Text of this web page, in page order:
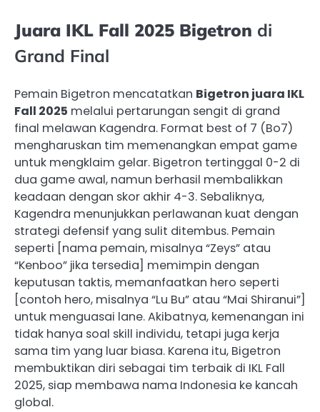
Juara IKL Fall 2025 Bigetron di
Grand Final
Pemain Bigetron mencatatkan Bigetron juara IKL
Fall 2025 melalui pertarungan sengit di grand
final melawan Kagendra. Format best of 7 (Bo7)
mengharuskan tim memenangkan empat game
untuk mengklaim gelar. Bigetron tertinggal 0-2 di
dua game awal, namun berhasil membalikkan
keadaan dengan skor akhir 4-3. Sebaliknya,
Kagendra menunjukkan perlawanan kuat dengan
strategi defensif yang sulit ditembus. Pemain
seperti [nama pemain, misalnya “Zeys” atau
“Kenboo” jika tersedia] memimpin dengan
keputusan taktis, memanfaatkan hero seperti
[contoh hero, misalnya “Lu Bu” atau “Mai Shiranui”]
untuk menguasai lane. Akibatnya, kemenangan ini
tidak hanya soal skill individu, tetapi juga kerja
sama tim yang luar biasa. Karena itu, Bigetron
membuktikan diri sebagai tim terbaik di IKL Fall
2025, siap membawa nama Indonesia ke kancah
global.